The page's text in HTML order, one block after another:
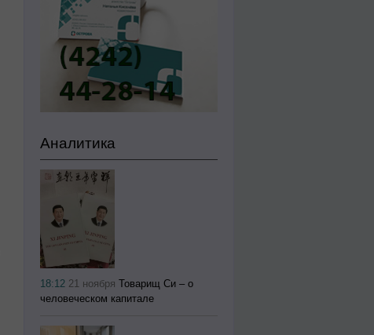
Аналитика
18:12 21 ноября Товарищ Си – о
человеческом капитале